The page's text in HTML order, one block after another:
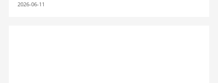
2026-06-11